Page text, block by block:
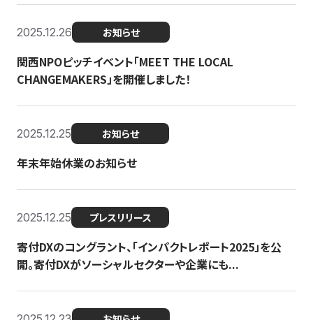
2025.12.26 お知らせ
関西NPOピッチイベント「MEET THE LOCAL
CHANGEMAKERS」を開催しました！
2025.12.25 お知らせ
年末年始休業のお知らせ
2025.12.25 プレスリリース
寄付DXのコングラント、「インパクトレポート2025」を公
開。寄付DXがソーシャルセクターや企業にも...